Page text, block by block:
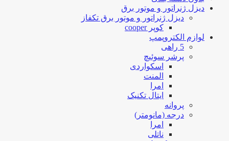
دیزل ژنراتور و موتور برق
دیزل ژنراتور و موتور برق تکفاز
کوپر cooper
لوازم الکتروپمپ
5 راهی
پرشر سوئیچ
اسکواردی
المنت
امرا
ایتال تکنیک
پروانه
درجه (مانومتر)
امرا
ناتلی